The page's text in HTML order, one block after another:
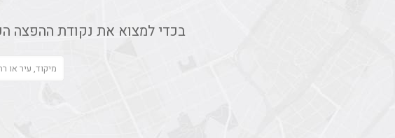
בכדי למצוא את נקודת ההפצה